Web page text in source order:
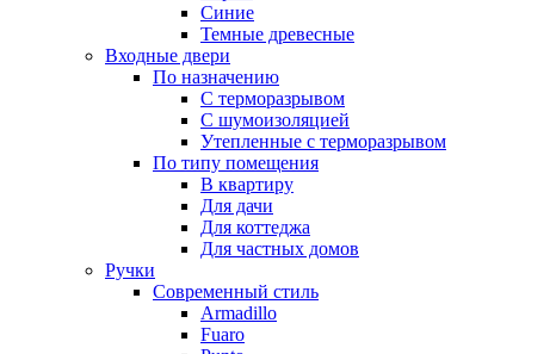
Синие
Темные древесные
Входные двери
По назначению
С терморазрывом
С шумоизоляцией
Утепленные с терморазрывом
По типу помещения
В квартиру
Для дачи
Для коттеджа
Для частных домов
Ручки
Современный стиль
Armadillo
Fuaro